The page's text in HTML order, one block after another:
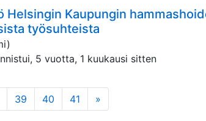
Helsingin Kaupungin
työsuhteista
5 vuotta, 1 kuukausi sitten
39 40 41 »